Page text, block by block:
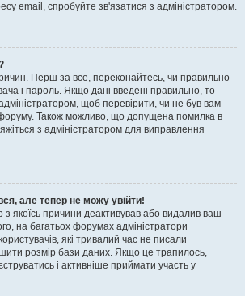
email, спробуйте зв'язатися з адміністратором.
Перш за все, переконайтесь, чи правильно
і пароль. Якщо дані введені правильно, то
щоб перевірити, чи не був вам
Також можливо, що допущена помилка в
з адміністратором для виправлення
але тепер не можу увійти!
з якоїсь причини деактивував або видалив ваш
на багатьох форумах адміністратори
які тривалий час не писали
розмір бази даних. Якщо це трапилось,
і активніше приймати участь у